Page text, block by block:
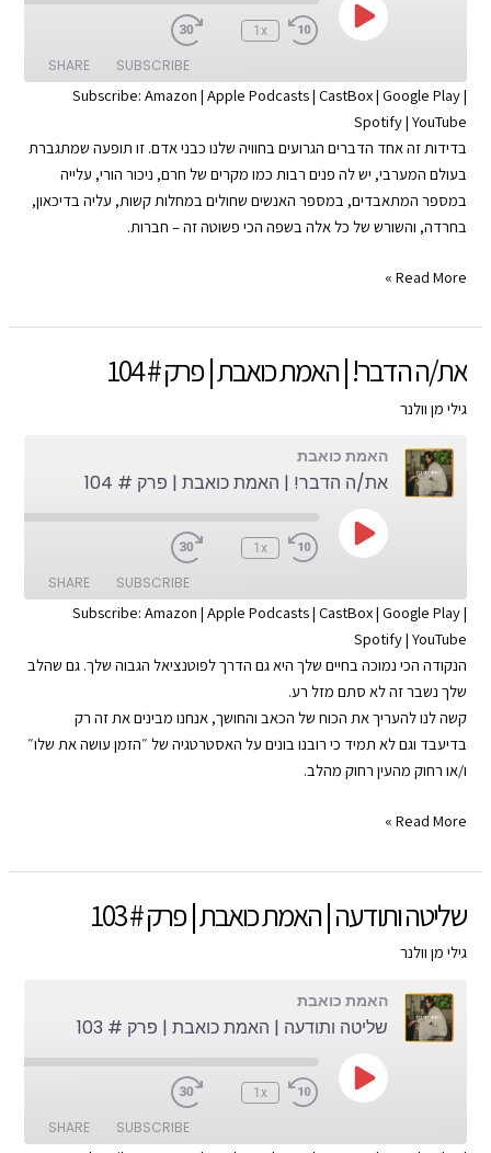
Play
Episode
1x
SUBSCRIBE
SHARE
Amazon
RSS FEED
SHARE
LINK
Subscribe: Amazon | Apple Podcasts| CastBox| Google Play|
Spotify| YouTube
בדידות זה אחד הדברים הגרועים בחוויה שלנו כבני אדם. זו תופעה שמתגברת
בעולם המערבי, יש לה פנים רבות כמו מקרים של חרם, ניכור הורי, עלייה
במספר המתאבדים, במספר האנשים שחולים במחלות קשות, עליה בדיכאון,
בחרדה, והשורש של כל אלה בשפה הכי פשוטה זה – חברות.
בדידות
האמת
כואבת
|
פרק
105
Read More »
את/ה הדבר! | האמת כואבת | פרק # 104
גילי מן וולנר
האמת כואבת
את/ה הדבר! | האמת כואבת | פרק # 104
Play
Episode
1x
SUBSCRIBE
SHARE
Amazon
Spotify
YouTube
RSS FEED
SHARE
LINK
EMBED
Subscribe: Amazon | Apple Podcasts| CastBox| Google Play|
Spotify| YouTube
הנקודה הכי נמוכה בחיים שלך היא גם הדרך לפוטנציאל הגבוה שלך. גם שהלב
שלך נשבר זה לא סתם מזל רע.
קשה לנו להעריך את הכוח של הכאב והחושך, אנחנו מבינים את זה רק
בדיעבד וגם לא תמיד כי רובנו בונים על האסטרטגיה של ״הזמן עושה את שלו״
ו/או רחוק מהעין רחוק מהלב.
את/ה
|
כואבת
|
104
Read More »
שליטה ותודעה | האמת כואבת | פרק # 103
גילי מן וולנר
האמת כואבת
שליטה ותודעה | האמת כואבת | פרק # 103
Play
Episode
1x
SUBSCRIBE
SHARE